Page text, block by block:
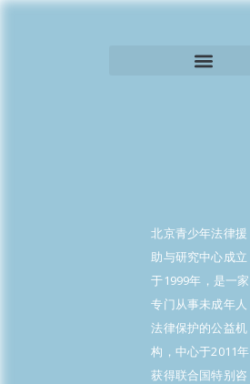
北京青少年法律援
助与研究中心成立
于1999年，是一家
专门从事未成年人
法律保护的公益机
构，中心于2011年
获得联合国特别咨